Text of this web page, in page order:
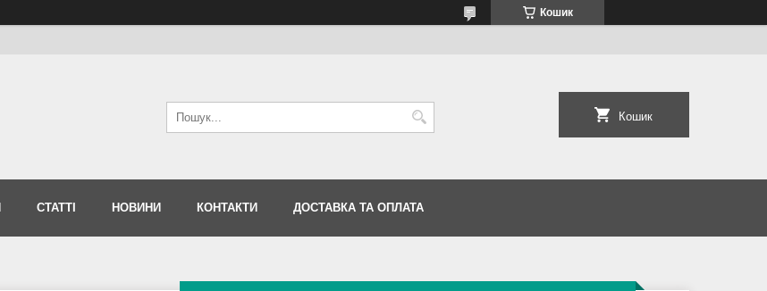
Кошик
Кошик
СТАТТІ НОВИНИ КОНТАКТИ ДОСТАВКА ТА ОПЛАТА